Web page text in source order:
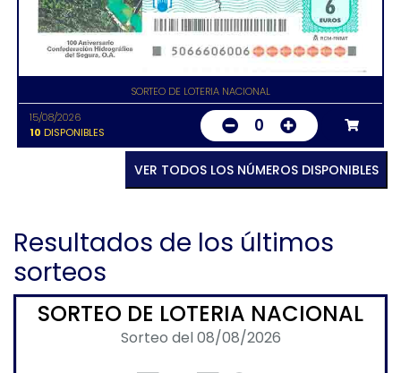
SORTEO DE LOTERIA NACIONAL
15/08/2026
10 DISPONIBLES 0
VER TODOS LOS NÚMEROS DISPONIBLES
Resultados de los últimos
sorteos
SORTEO DE LOTERIA NACIONAL
Sorteo del 08/08/2026